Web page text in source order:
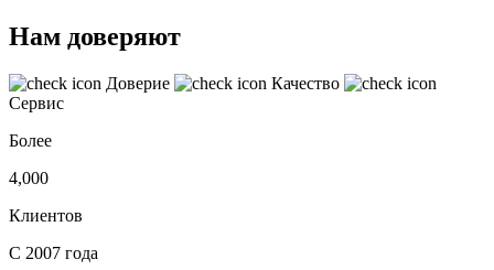
Нам доверяют
Доверие
Качество
Сервис
Более
4,000
Клиентов
С 2007 года